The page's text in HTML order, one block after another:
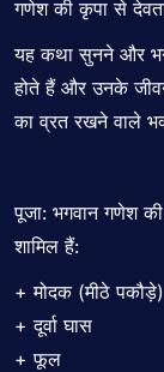
गणेश की कृपा से
यह कथा सुनने और
होते हैं और उनके
का व्रत रखने वाले
पूजा: भगवान गणेशकी
शामिल हैं:
+ मोदक (मीठे पकौड़े)
+ दूर्वा घास
+ फूल